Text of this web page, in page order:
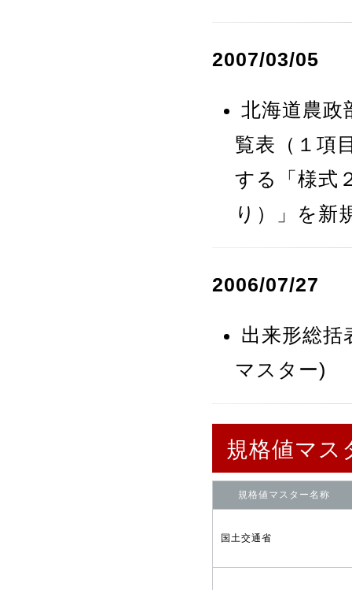
2007/03/05
北海道農
覧表（１項
する「様式
り）」を新
2006/07/27
出来形総括
マスター)
規格値マス
規格値マスター名称
国土交通省